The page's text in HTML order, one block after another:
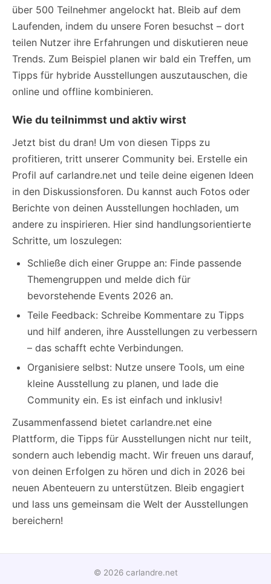
über 500 Teilnehmer angelockt hat. Bleib auf dem
Laufenden, indem du unsere Foren besuchst – dort
teilen Nutzer ihre Erfahrungen und diskutieren neue
Trends. Zum Beispiel planen wir bald ein Treffen, um
Tipps für hybride Ausstellungen auszutauschen, die
online und offline kombinieren.
Wie du teilnimmst und aktiv wirst
Jetzt bist du dran! Um von diesen Tipps zu
profitieren, tritt unserer Community bei. Erstelle ein
Profil auf carlandre.net und teile deine eigenen Ideen
in den Diskussionsforen. Du kannst auch Fotos oder
Berichte von deinen Ausstellungen hochladen, um
andere zu inspirieren. Hier sind handlungsorientierte
Schritte, um loszulegen:
Schließe dich einer Gruppe an: Finde passende
Themengruppen und melde dich für
bevorstehende Events 2026 an.
Teile Feedback: Schreibe Kommentare zu Tipps
und hilf anderen, ihre Ausstellungen zu verbessern
– das schafft echte Verbindungen.
Organisiere selbst: Nutze unsere Tools, um eine
kleine Ausstellung zu planen, und lade die
Community ein. Es ist einfach und inklusiv!
Zusammenfassend bietet carlandre.net eine
Plattform, die Tipps für Ausstellungen nicht nur teilt,
sondern auch lebendig macht. Wir freuen uns darauf,
von deinen Erfolgen zu hören und dich in 2026 bei
neuen Abenteuern zu unterstützen. Bleib engagiert
und lass uns gemeinsam die Welt der Ausstellungen
bereichern!
© 2026 carlandre.net